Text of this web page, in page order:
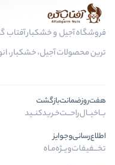
ترین محصولات آجیل، خشکبار،
هفت‌روز‌ضمانت‌بازگشت
بــا‌خیــال‌راحـــت‌خـرید‌کنــید
اطلاع‌رسانی‌و‌جوایز
تخـــفیفات‌ویــژه‌مـاه